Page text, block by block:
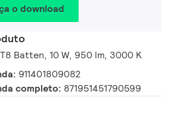
o download
Batten, 10 W, 950 lm, 3000 K
911401809082
completo: 871951451790599